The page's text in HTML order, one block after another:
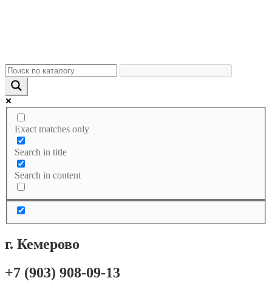
Exact matches only
Search in title
Search in content
г. Кемерово
+7 (903) 908-09-13